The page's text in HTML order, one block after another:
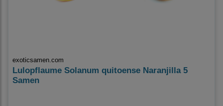
exoticsamen.com
Lulopflaume Solanum quitoense Naranjilla 5
Samen